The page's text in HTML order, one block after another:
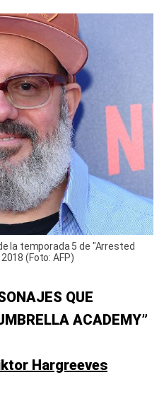
la temporada 5 de "Arrested
(Foto: AFP)
QUE
ACADEMY”
Hargreeves